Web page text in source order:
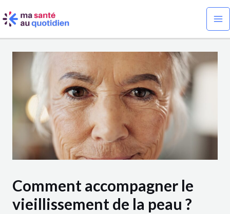
au
Comment accompagner le
vieillissement de la peau ?
des